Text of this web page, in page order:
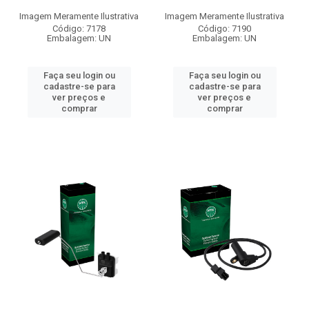
Imagem Meramente Ilustrativa
Código: 7178
Embalagem: UN
Faça seu login ou
cadastre-se para
ver preços e
comprar
Imagem Meramente Ilustrativa
Código: 7190
Embalagem: UN
Faça seu login ou
cadastre-se para
ver preços e
comprar